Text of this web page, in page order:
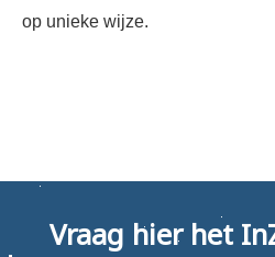
op unieke wijze.
Vraag hier het